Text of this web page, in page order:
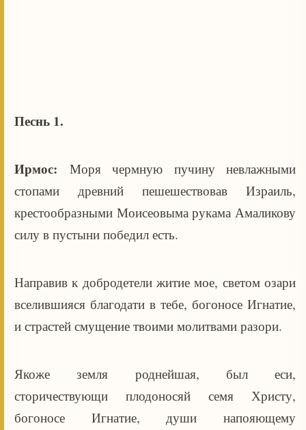
Песнь 1.
Ирмос: Моря чермную пучину невлажными
стопами древний пешешествовав Израиль,
крестообразными Моисеовыма рукама Амаликову
силу в пустыни победил есть.
Направив к добродетели житие мое, светом озари
вселившияся благодати в тебе, богоносе Игнатие,
и страстей смущение твоими молитвами разори.
Якоже земля роднейшая, был еси,
сторичествующи плодоносяй семя Христу,
богоносе Игнатие, души напояющему